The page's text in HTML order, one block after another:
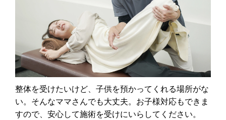
整体を受けたいけど、子供を預かってくれる場所がな
い。そんなママさんでも大丈夫。お子様対応もできま
すので、安心して施術を受けにいらしてください。